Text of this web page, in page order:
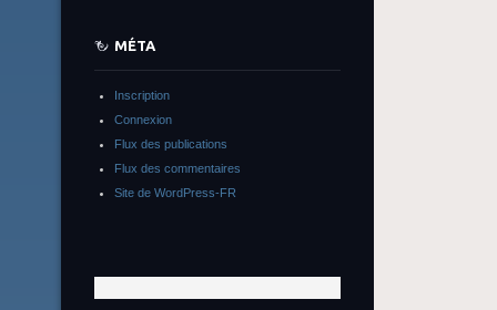
MÉTA
Inscription
Connexion
Flux des publications
Flux des commentaires
Site de WordPress-FR